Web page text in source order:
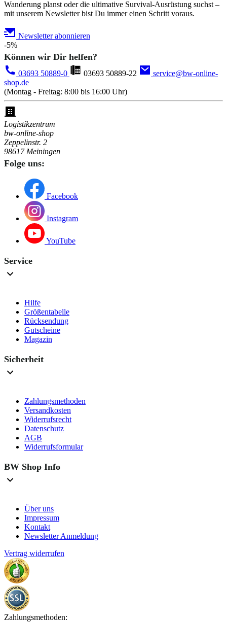
Wanderung planst oder die ultimative Survival-Ausrüstung suchst –
mit unserem Newsletter bist Du immer einen Schritt voraus.
Newsletter abonnieren
-5%
Können wir Dir helfen?
03693 50889-0 03693 50889-22
service@bw-online-
shop.de
(Montag - Freitag: 8:00 bis 16:00 Uhr)
Logistikzentrum
bw-online-shop
Zeppelinstr. 2
98617 Meiningen
Folge uns:
Facebook
Instagram
YouTube
Service
Hilfe
Größentabelle
Rücksendung
Gutscheine
Magazin
Sicherheit
Zahlungsmethoden
Versandkosten
Widerrufsrecht
Datenschutz
AGB
Widerrufsformular
BW Shop Info
Über uns
Impressum
Kontakt
Newsletter Anmeldung
Vertrag widerrufen
Zahlungsmethoden: